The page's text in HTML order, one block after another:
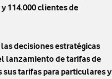
114.000 clientes de
decisiones estratégicas
lanzamiento de tarifas de
tarifas para particulares y